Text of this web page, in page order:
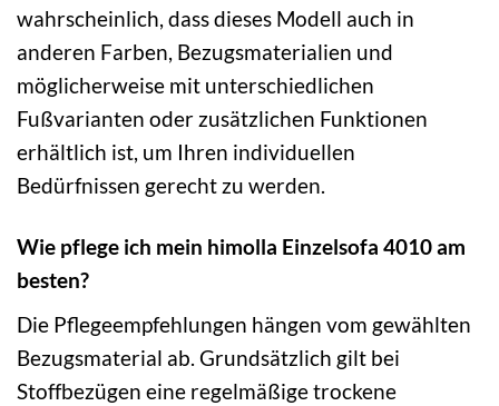
wahrscheinlich, dass dieses Modell auch in
anderen Farben, Bezugsmaterialien und
möglicherweise mit unterschiedlichen
Fußvarianten oder zusätzlichen Funktionen
erhältlich ist, um Ihren individuellen
Bedürfnissen gerecht zu werden.
Wie pflege ich mein himolla Einzelsofa 4010 am
besten?
Die Pflegeempfehlungen hängen vom gewählten
Bezugsmaterial ab. Grundsätzlich gilt bei
Stoffbezügen eine regelmäßige trockene